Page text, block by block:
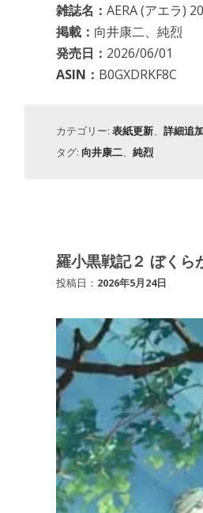
雑誌名： AERA (アエラ)
掲載： 向井康二、純烈
発売日： 2026/06/01
ASIN： B0GXDRKF8C
カテゴリー: 表紙更新
詳細追
タグ: 向井康二 純烈
羅小黒戦記２ ぼく
投稿日： 2026年5月24日